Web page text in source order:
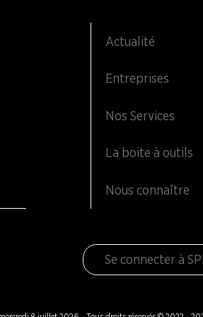
Actualité
Entreprises
Nos Services
La boite à outils
Nous connaître
Se connecter à